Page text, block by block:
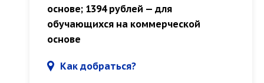
основе; 1394 рублей — для
обучающихся на коммерческой
основе
Как добраться?